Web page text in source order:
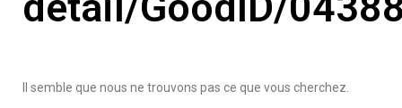
Il semble que nous ne trouvons pas ce que vous cherchez.